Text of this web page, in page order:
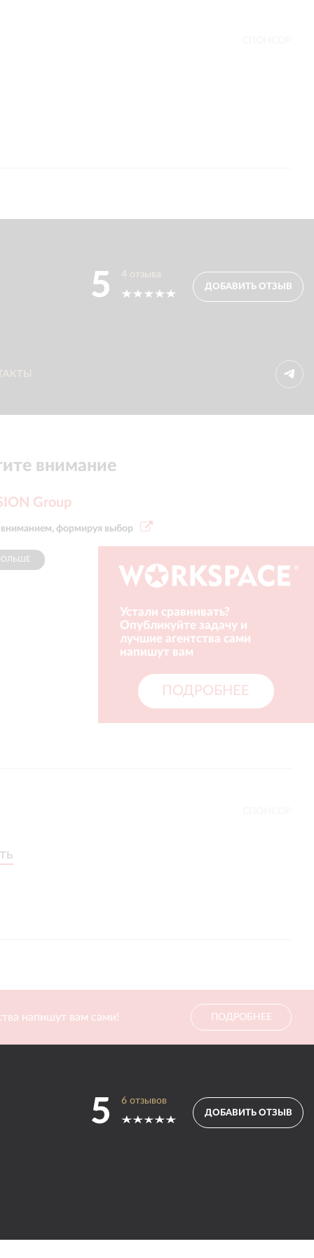
5 4 отзыва
ДОБАВИТЬ ОТЗЫВ
СПОНСОР
внимание
Group
вниманием, формируя выбор
Устали сравнивать?
Опубликуйте задачу и
лучшие агентства сами
напишут вам
ПОДРОБНЕЕ
напишут вам сами! ПОДРОБНЕЕ
5 6 отзывов
ДОБАВИТЬ ОТЗЫВ